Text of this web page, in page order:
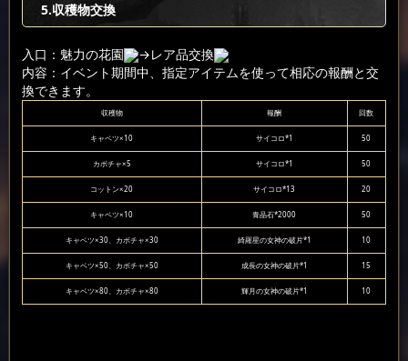
5.収穫物交換
入口：魅力の花園
→レア品交換
内容：イベント期間中、指定アイテムを使って相応の報酬と交
換できます。
収穫物 報酬 回数
キャベツ×10 サイコロ*1 50
カボチャ×5 サイコロ*1 50
コットン×20 サイコロ*13 20
キャベツ×10 青晶石*2000 50
キャベツ×30、カボチャ×30 綺羅星の女神の破片*1 10
キャベツ×50、カボチャ×50 成長の女神の破片*1 15
キャベツ×80、カボチャ×80 輝月の女神の破片*1 10